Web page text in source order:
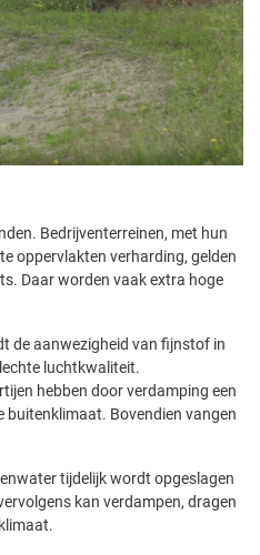
Bedrijventerreinen, met hun
oppervlakten verharding, gelden
Daar worden vaak extra hoge
de aanwezigheid van fijnstof in
luchtkwaliteit.
hebben door verdamping een
Bovendien vangen
tijdelijk wordt opgeslagen
kan verdampen, dragen